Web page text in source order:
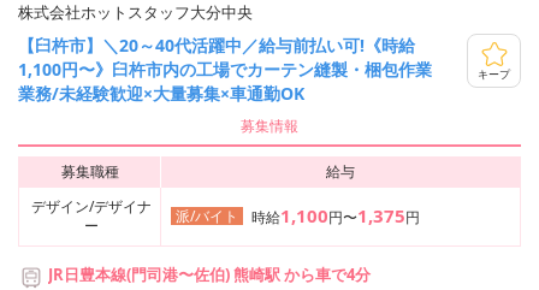
株式会社ホットスタッフ大分中央
【臼杵市】＼20～40代活躍中／給与前払い可!《時給
1,100円〜》臼杵市内の工場でカーテン縫製・梱包作業
業務/未経験歓迎×大量募集×車通勤OK
キープ
募集情報
募集職種
給与
デザイン/デザイナ
ー
派/バイト 時給1,100円〜1,375円
JR日豊本線(門司港〜佐伯) 熊崎駅 から車で4分